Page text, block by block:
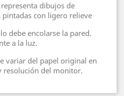
dibujos de
con ligero relieve
debe encolarse la pared.
a la luz.
variar del papel original en
resolución del monitor.